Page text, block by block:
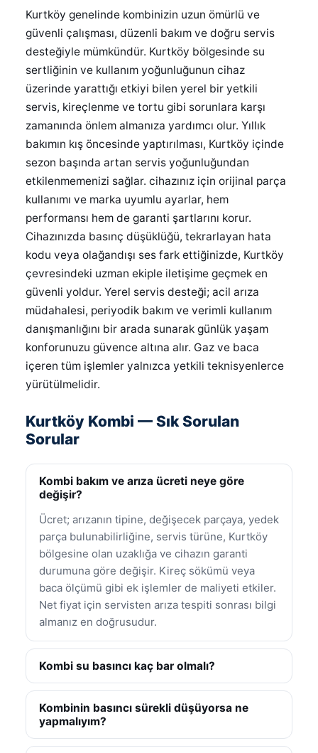
Kurtköy genelinde kombinizin uzun ömürlü ve
güvenli çalışması, düzenli bakım ve doğru servis
desteğiyle mümkündür. Kurtköy bölgesinde su
sertliğinin ve kullanım yoğunluğunun cihaz
üzerinde yarattığı etkiyi bilen yerel bir yetkili
servis, kireçlenme ve tortu gibi sorunlara karşı
zamanında önlem almanıza yardımcı olur. Yıllık
bakımın kış öncesinde yaptırılması, Kurtköy içinde
sezon başında artan servis yoğunluğundan
etkilenmemenizi sağlar. cihazınız için orijinal parça
kullanımı ve marka uyumlu ayarlar, hem
performansı hem de garanti şartlarını korur.
Cihazınızda basınç düşüklüğü, tekrarlayan hata
kodu veya olağandışı ses fark ettiğinizde, Kurtköy
çevresindeki uzman ekiple iletişime geçmek en
güvenli yoldur. Yerel servis desteği; acil arıza
müdahalesi, periyodik bakım ve verimli kullanım
danışmanlığını bir arada sunarak günlük yaşam
konforunuzu güvence altına alır. Gaz ve baca
içeren tüm işlemler yalnızca yetkili teknisyenlerce
yürütülmelidir.
Kurtköy Kombi — Sık Sorulan
Sorular
Kombi bakım ve arıza ücreti neye göre
değişir?
Ücret; arızanın tipine, değişecek parçaya, yedek
parça bulunabilirliğine, servis türüne, Kurtköy
bölgesine olan uzaklığa ve cihazın garanti
durumuna göre değişir. Kireç sökümü veya
baca ölçümü gibi ek işlemler de maliyeti etkiler.
Net fiyat için servisten arıza tespiti sonrası bilgi
almanız en doğrusudur.
Kombi su basıncı kaç bar olmalı?
Kombinin basıncı sürekli düşüyorsa ne
yapmalıyım?